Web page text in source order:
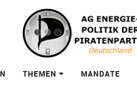
THEMEN MANDATE